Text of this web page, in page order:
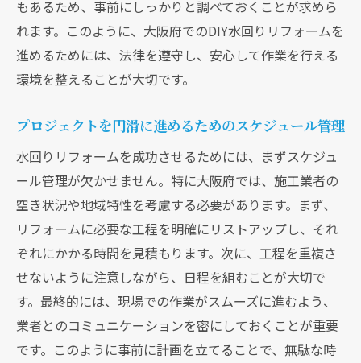
もあるため、事前にしっかりと調べておくことが求めら
れます。このように、大阪府でのDIY水回りリフォームを
進めるためには、法律を遵守し、安心して作業を行える
環境を整えることが大切です。
プロジェクトを円滑に進めるためのスケジュール管理
水回りリフォームを成功させるためには、まずスケジュ
ール管理が欠かせません。特に大阪府では、施工業者の
空き状況や地域特性を考慮する必要があります。まず、
リフォームに必要な工程を明確にリストアップし、それ
ぞれにかかる時間を見積もります。次に、工程を重複さ
せないように注意しながら、日程を組むことが大切で
す。最終的には、現場での作業がスムーズに進むよう、
業者とのコミュニケーションを密にしておくことが重要
です。このように事前に計画を立てることで、無駄な時